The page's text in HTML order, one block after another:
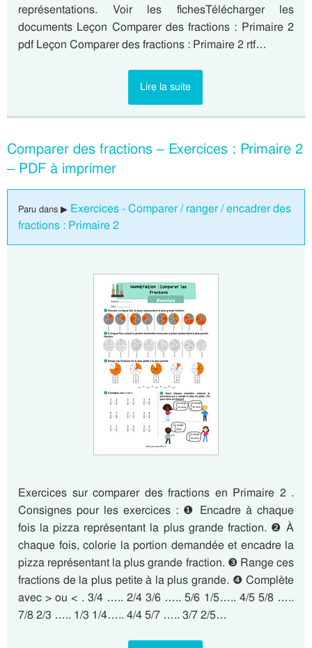
représentations. Voir les fichesTélécharger les
documents Leçon Comparer des fractions : Primaire 2
pdf Leçon Comparer des fractions : Primaire 2 rtf…
Lire la suite
Comparer des fractions – Exercices : Primaire 2
– PDF à imprimer
Paru dans ▶ Exercices - Comparer / ranger / encadrer des
fractions : Primaire 2
Exercices sur comparer des fractions en Primaire 2 .
Consignes pour les exercices : ❶ Encadre à chaque
fois la pizza représentant la plus grande fraction. ❷ À
chaque fois, colorie la portion demandée et encadre la
pizza représentant la plus grande fraction. ❸ Range ces
fractions de la plus petite à la plus grande. ❹ Complète
avec > ou < . 3/4 ….. 2/4 3/6 ….. 5/6 1/5….. 4/5 5/8 …..
7/8 2/3 ….. 1/3 1/4….. 4/4 5/7 ….. 3/7 2/5…